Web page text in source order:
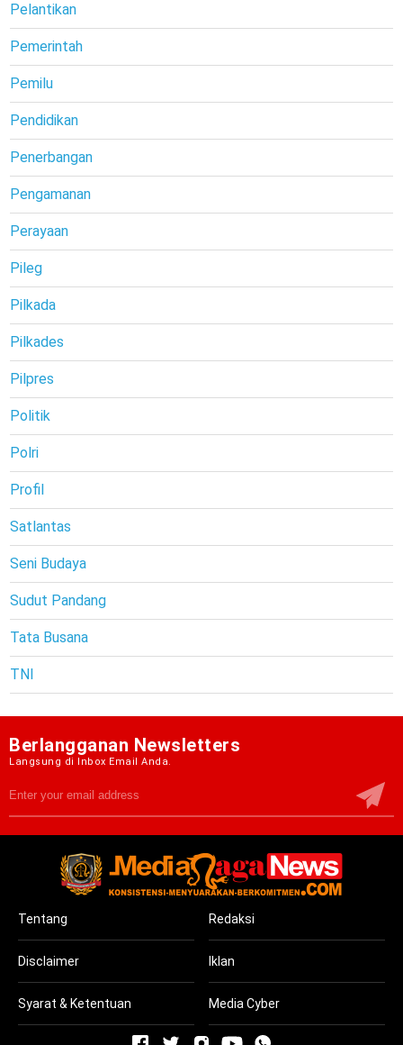
Pelantikan
Pemerintah
Pemilu
Pendidikan
Penerbangan
Pengamanan
Perayaan
Pileg
Pilkada
Pilkades
Pilpres
Politik
Polri
Profil
Satlantas
Seni Budaya
Sudut Pandang
Tata Busana
TNI
Berlangganan Newsletters
Langsung di Inbox Email Anda.
Tentang Redaksi
Disclaimer Iklan
Syarat & Ketentuan Media Cyber